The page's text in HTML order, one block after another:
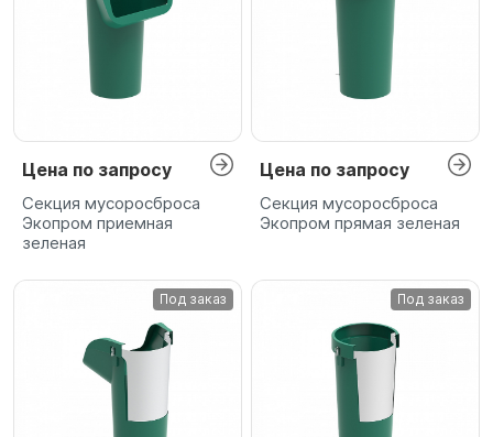
Цена по запросу
Секция мусоросброса
Экопром приемная
зеленая
Цена по запросу
Секция мусоросброса
Экопром прямая зеленая
Под заказ Под заказ